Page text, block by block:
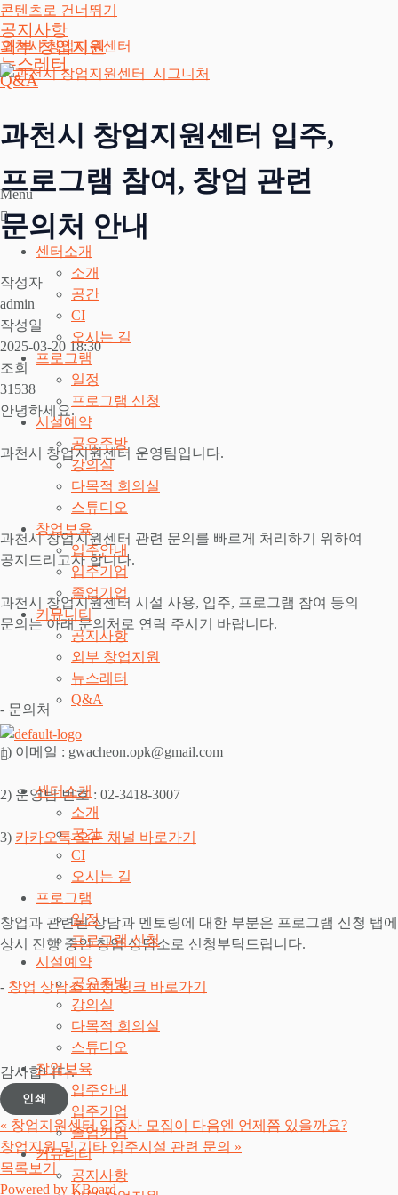
콘텐츠로 건너뛰기
과천시 창업지원센터
Menu
센터소개
소개
공간
CI
오시는 길
프로그램
일정
프로그램 신청
시설예약
공유주방
강의실
다목적 회의실
스튜디오
창업보육
입주안내
입주기업
졸업기업
커뮤니티
공지사항
외부 창업지원
뉴스레터
Q&A
센터소개
소개
공간
CI
오시는 길
프로그램
일정
프로그램 신청
시설예약
공유주방
강의실
다목적 회의실
스튜디오
창업보육
입주안내
입주기업
졸업기업
커뮤니티
공지사항
공지사항
외부 창업지원
뉴스레터
Q&A
과천시 창업지원센터 입주,
프로그램 참여, 창업 관련
문의처 안내
작성자
admin
작성일
2025-03-20 18:30
조회
31538
안녕하세요.
과천시 창업지원센터 운영팀입니다.
과천시 창업지원센터 관련 문의를 빠르게 처리하기 위하여
공지드리고자 합니다.
과천시 창업지원센터 시설 사용, 입주, 프로그램 참여 등의
문의는 아래 문의처로 연락 주시기 바랍니다.
- 문의처
1) 이메일 : gwacheon.opk@gmail.com
2) 운영팀 번호 : 02-3418-3007
3) 카카오톡 오픈 채널 바로가기
창업과 관련된 상담과 멘토링에 대한 부분은 프로그램 신청 탭에
상시 진행 중인 창업 상담소로 신청부탁드립니다.
- 창업 상담소 신청 링크 바로가기
감사합니다.
인쇄
« 창업지원센터 입주사 모집이 다음엔 언제쯤 있을까요?
창업지원 및 기타 입주시설 관련 문의 »
목록보기
Powered by KBoard